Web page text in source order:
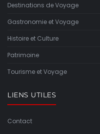
Destinations de Voyage
Gastronomie et Voyage
Histoire et Culture
Patrimoine
Tourisme et Voyage
LIENS UTILES
Contact